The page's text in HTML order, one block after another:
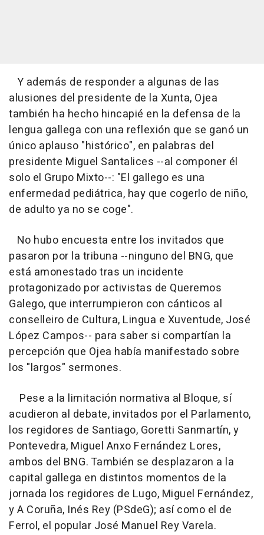
Y además de responder a algunas de las
alusiones del presidente de la Xunta, Ojea
también ha hecho hincapié en la defensa de la
lengua gallega con una reflexión que se ganó un
único aplauso "histórico", en palabras del
presidente Miguel Santalices --al componer él
solo el Grupo Mixto--: "El gallego es una
enfermedad pediátrica, hay que cogerlo de niño,
de adulto ya no se coge".
No hubo encuesta entre los invitados que
pasaron por la tribuna --ninguno del BNG, que
está amonestado tras un incidente
protagonizado por activistas de Queremos
Galego, que interrumpieron con cánticos al
conselleiro de Cultura, Lingua e Xuventude, José
López Campos-- para saber si compartían la
percepción que Ojea había manifestado sobre
los "largos" sermones.
Pese a la limitación normativa al Bloque, sí
acudieron al debate, invitados por el Parlamento,
los regidores de Santiago, Goretti Sanmartín, y
Pontevedra, Miguel Anxo Fernández Lores,
ambos del BNG. También se desplazaron a la
capital gallega en distintos momentos de la
jornada los regidores de Lugo, Miguel Fernández,
y A Coruña, Inés Rey (PSdeG); así como el de
Ferrol, el popular José Manuel Rey Varela.